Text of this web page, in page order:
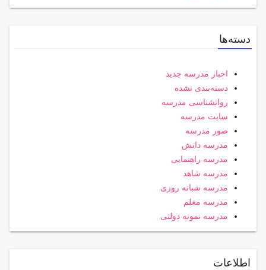
دسته‌ها
اخبار مدرسه جدید
دسته‌بندی نشده
روانشناسی مدرسه
سایت مدرسه
صور مدرسه
مدرسه دانش
مدرسه راهنمایی
مدرسه شاهد
مدرسه شبانه روزی
مدرسه معلم
مدرسه نمونه دولتی
اطلاعات